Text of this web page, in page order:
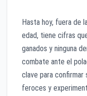
Hasta hoy, fuera de
edad, tiene cifras
ganados y ninguna
combate ante el
clave para confirmar
feroces y